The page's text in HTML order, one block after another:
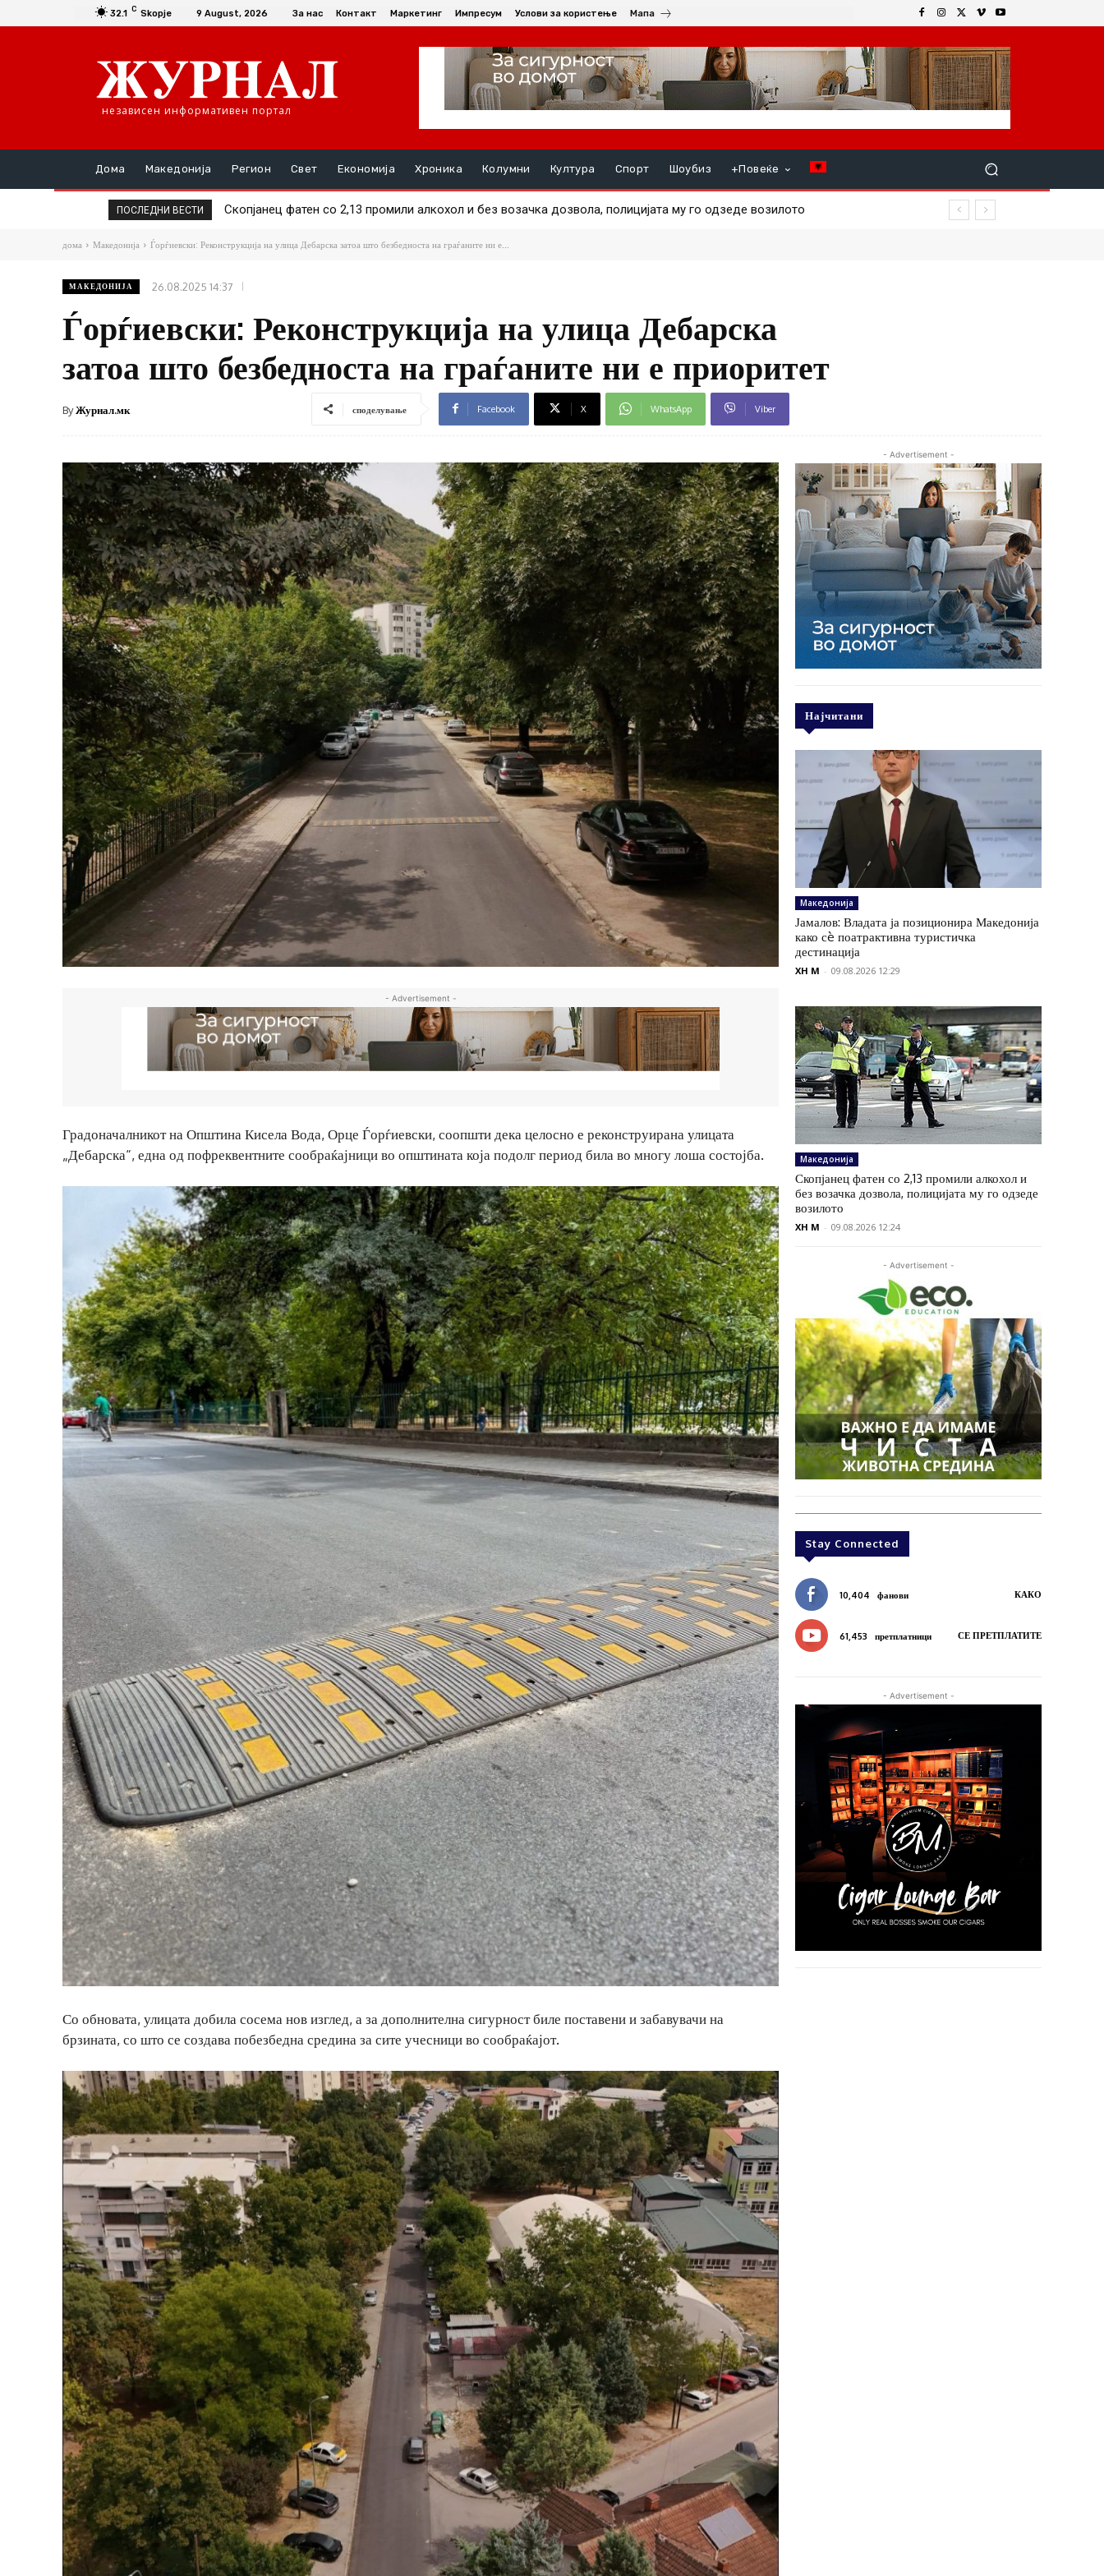
32.1 C Skopje 9 August, 2026 За нас Контакт Маркетинг Импресум Услови за користење Мапа
независен информативен портал
Дома Македонија Регион Свет Економија Хроника Колумни Култура Спорт Шоубиз +Повеќе
ПОСЛЕДНИ ВЕСТИ Тела на хитлерови војници и возила излегоа на површина по сушата во Дунав
дома Македонија Ѓорѓиевски: Реконструкција на улица Дебарска затоа што безбедноста на граѓаните ни е...
МАКЕДОНИЈА 26.08.2025 14:37
Ѓорѓиевски: Реконструкција на улица Дебарска
затоа што безбедноста на граѓаните ни е приоритет
ByЖурнал.мк споделување Facebook X WhatsApp Viber
- Advertisement -
Градоначалникот на Општина Кисела Вода, Орце Ѓорѓиевски, соопшти дека целосно е реконструирана улицата
„Дебарска“, една од пофреквентните сообраќајници во општината која подолг период била во многу лоша состојба.
Со обновата, улицата добила сосема нов изглед, а за дополнителна сигурност биле поставени и забавувачи на
брзината, со што се создава побезбедна средина за сите учесници во сообраќајот.
- Advertisement -
Најчитани
Македонија
Јамалов: Владата ја позиционира Македонија
како сè поатрактивна туристичка
дестинација
XH M - 09.08.2026 12:29
Македонија
Скопјанец фатен со 2,13 промили алкохол и
без возачка дозвола, полицијата му го одзеде
возилото
XH M - 09.08.2026 12:24
- Advertisement -
Stay Connected
10,404 фанови КАКО
61,453 претплатници СЕ ПРЕТПЛАТИТЕ
- Advertisement -